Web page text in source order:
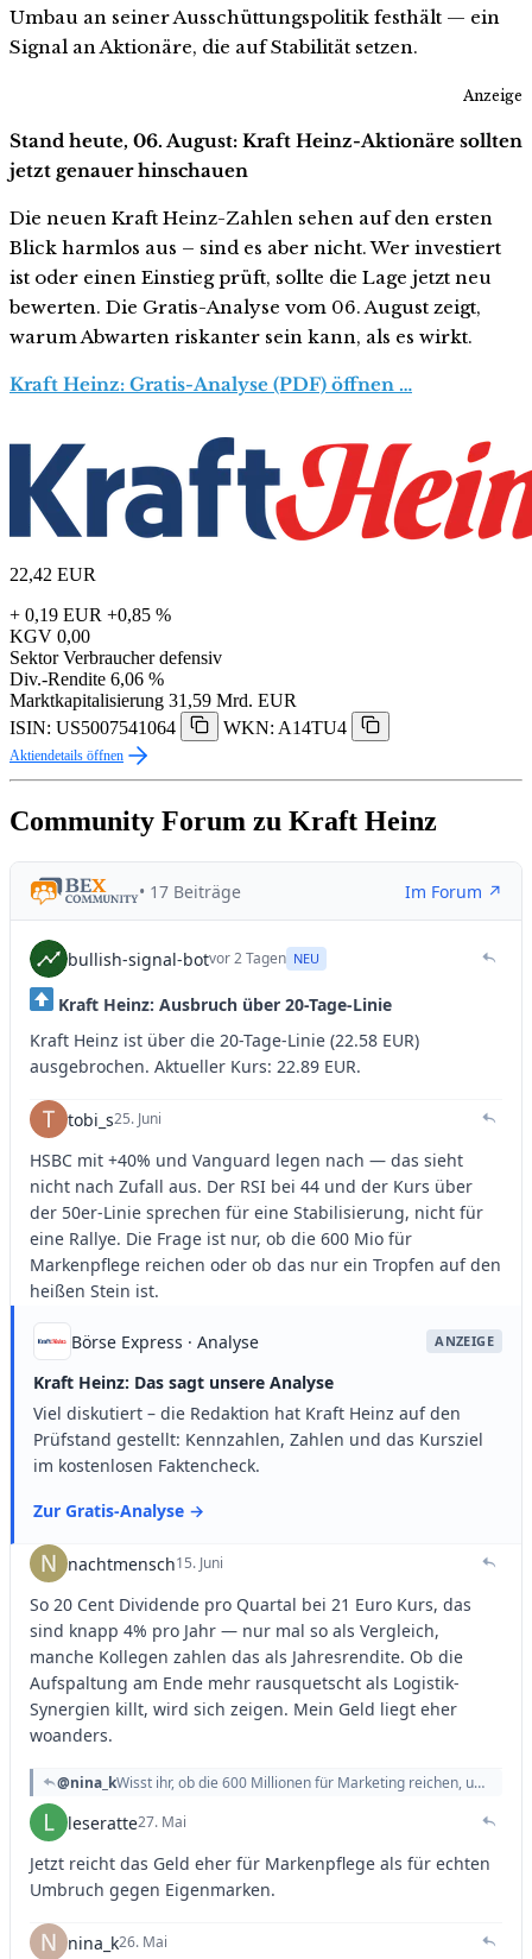
Umbau an seiner Ausschüttungspolitik festhält — ein
Signal an Aktionäre, die auf Stabilität setzen.
Anzeige
Stand heute, 06. August: Kraft Heinz-Aktionäre sollten
jetzt genauer hinschauen
Die neuen Kraft Heinz-Zahlen sehen auf den ersten
Blick harmlos aus – sind es aber nicht. Wer investiert
ist oder einen Einstieg prüft, sollte die Lage jetzt neu
bewerten. Die Gratis-Analyse vom 06. August zeigt,
warum Abwarten riskanter sein kann, als es wirkt.
Kraft Heinz: Gratis-Analyse (PDF) öffnen …
22,42 EUR
+ 0,19 EUR +0,85 %
KGV 0,00
Sektor Verbraucher defensiv
Div.-Rendite 6,06 %
Marktkapitalisierung 31,59 Mrd. EUR
ISIN: US5007541064
WKN: A14TU4
Aktiendetails öffnen
Community Forum zu Kraft Heinz